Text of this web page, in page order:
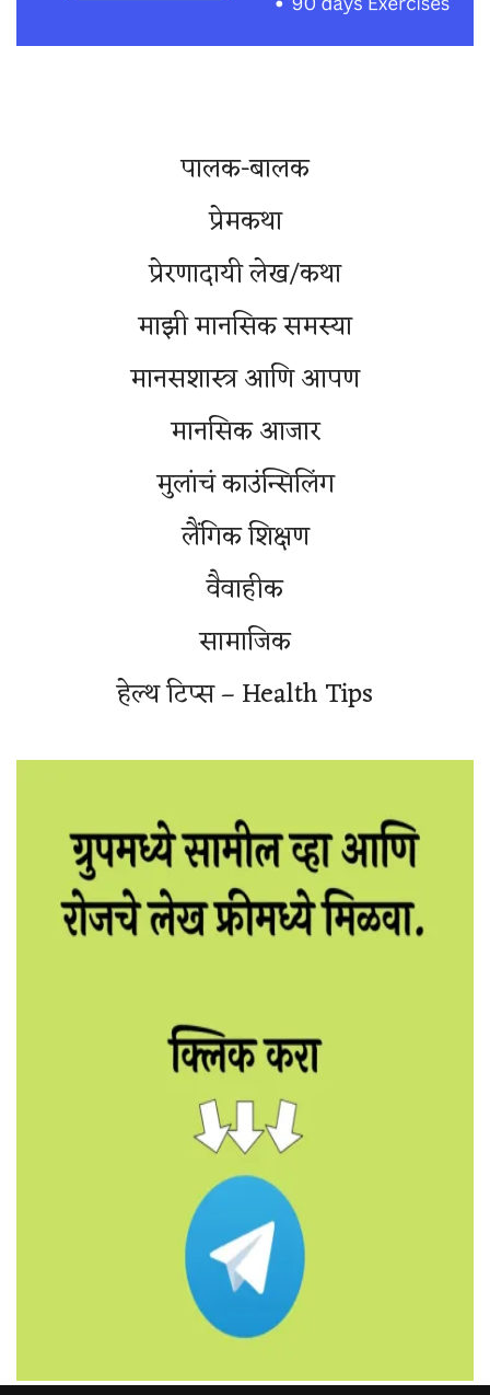
पालक-बालक
प्रेमकथा
प्रेरणादायी लेख/कथा
माझी मानसिक समस्या
मानसशास्त्र आणि आपण
मानसिक आजार
मुलांचं काउंन्सिलिंग
लैंगिक शिक्षण
वैवाहीक
सामाजिक
हेल्थ टिप्स – Health Tips